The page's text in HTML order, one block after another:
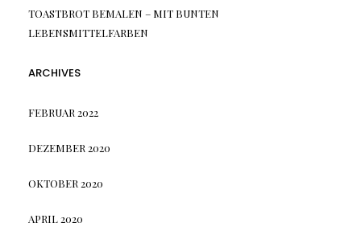
TOASTBROT BEMALEN – MIT BUNTEN
LEBENSMITTELFARBEN
ARCHIVES
FEBRUAR 2022
DEZEMBER 2020
OKTOBER 2020
APRIL 2020